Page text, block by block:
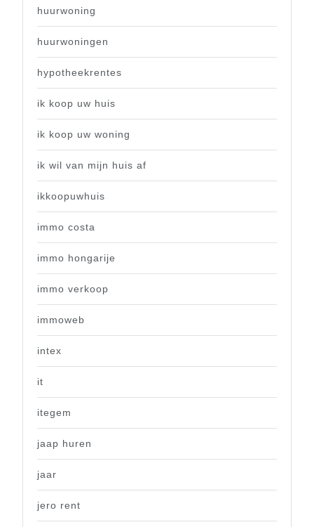
huurwoning
huurwoningen
hypotheekrentes
ik koop uw huis
ik koop uw woning
ik wil van mijn huis af
ikkoopuwhuis
immo costa
immo hongarije
immo verkoop
immoweb
intex
it
itegem
jaap huren
jaar
jero rent